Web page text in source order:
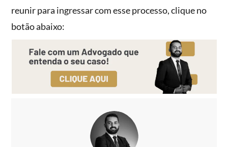
reunir para ingressar com esse processo, clique no
botão abaixo: